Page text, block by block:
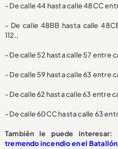
- De calle 44 hasta calle 48CC
- De calle 48BB hasta calle
112.,
- De calle 52 hasta calle 57 entre
- De calle 59 hasta calle 63 entre
- De calle 62 hasta calle 63 entre
- De calle 60CC hasta calle 63
También le puede interesar:
tremendo incendio en el